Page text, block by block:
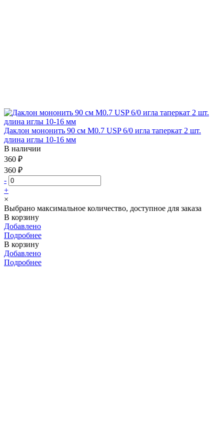
Даклон мононить 90 см М0.7 USP 6/0 игла таперкат 2 шт.
длина иглы 10-16 мм
В наличии
360 ₽
360 ₽
-
+
×
Выбрано максимальное количество, доступное для заказа
В корзину
Добавлено
Подробнее
В корзину
Добавлено
Подробнее